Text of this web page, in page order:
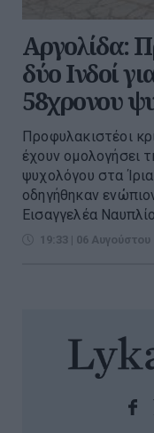
Αργολίδα:
δύο Ινδοί
58χρονου
Προφυλακιστέοι
έχουν ομολογήσει
ψυχολόγου στα
οδηγήθηκαν
Εισαγγελέα
19:33 | 06 Αυγούστου